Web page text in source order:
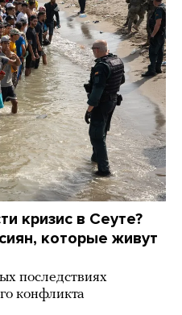
кризис в Сеуте?
которые живут
последствиях
конфликта